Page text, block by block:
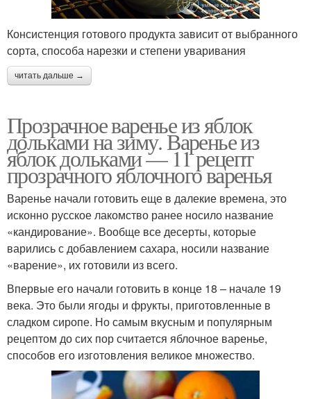
Консистенция готового продукта зависит от выбранного
сорта, способа нарезки и степени уваривания
читать дальше →
Прозрачное варенье из яблок
дольками на зиму. Варенье из
яблок дольками — 11 рецепт
прозрачного яблочного варенья
Варенье начали готовить еще в далекие времена, это
исконно русское лакомство ранее носило название
«кандирование». Вообще все десерты, которые
варились с добавлением сахара, носили название
«варение», их готовили из всего.
Впервые его начали готовить в конце 18 – начале 19
века. Это были ягоды и фрукты, приготовленные в
сладком сиропе. Но самым вкусным и популярным
рецептом до сих пор считается яблочное варенье,
способов его изготовления великое множество.